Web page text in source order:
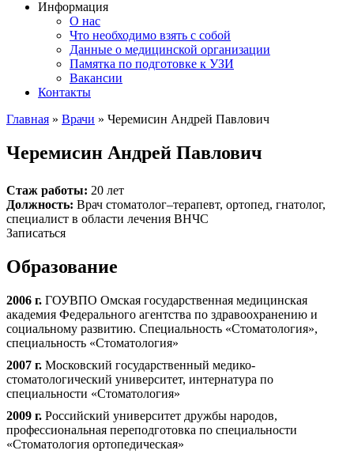
Информация
О нас
Что необходимо взять с собой
Данные о медицинской организации
Памятка по подготовке к УЗИ
Вакансии
Контакты
Главная » Врачи » Черемисин Андрей Павлович
Черемисин Андрей Павлович
Стаж работы: 20 лет
Должность: Врач стоматолог–терапевт, ортопед, гнатолог,
специалист в области лечения ВНЧС
Записаться
Образование
2006 г. ГОУВПО Омская государственная медицинская
академия Федерального агентства по здравоохранению и
социальному развитию. Специальность «Стоматология»,
специальность «Стоматология»
2007 г. Московский государственный медико-
стоматологический университет, интернатура по
специальности «Стоматология»
2009 г. Российский университет дружбы народов,
профессиональная переподготовка по специальности
«Стоматология ортопедическая»